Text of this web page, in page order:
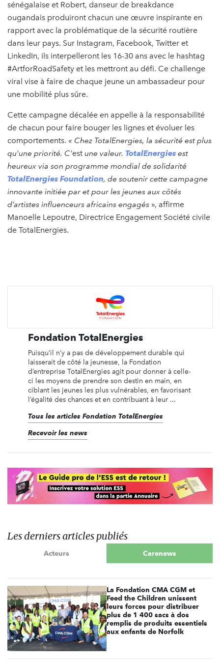
sénégalaise et Robert, danseur de breakdance
ougandais produiront chacun une œuvre inspirante en
rapport avec la problématique de la sécurité routière
dans leur pays. Sur Instagram, Facebook, Twitter et
LinkedIn, ils interpelleront les 16-30 ans avec le hashtag
#ArtforRoadSafety et les mettront au défi. Ce challenge
viral vise à faire de chaque jeune un ambassadeur pour
une mobilité plus sûre.
Cette campagne décalée en appelle à la responsabilité
de chacun pour faire bouger les lignes et évoluer les
comportements. « Chez TotalEnergies, la sécurité est plus
qu'une priorité. C'est une valeur. TotalEnergies est
heureux via son programme mondial de solidarité
TotalEnergies Foundation, de soutenir cette campagne
innovante initiée par et pour les jeunes aux côtés
d’artistes influenceurs africains engagés », affirme
Manoelle Lepoutre, Directrice Engagement Société civile
de TotalEnergies.
Fondation TotalEnergies
Puisqu’il n’y a pas de développement durable qui
laisserait de côté la jeunesse, la Fondation
d’entreprise TotalEnergies agit pour donner à celle-
ci les moyens de prendre son destin en main, en
ciblant les jeunes les plus vulnérables, en favorisant
l’égalité des chances et en contribuant à leur ...
Tous les articles Fondation TotalEnergies
Recevoir les news
Les derniers articles publiés
Acteurs Carenews
La Fondation CMA CGM et
Feed the Children unissent
leurs forces pour distribuer
plus de 1 400 sacs à dos
remplis de produits essentiels
aux enfants de Norfolk